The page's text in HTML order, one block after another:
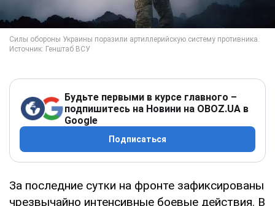
Будьте первыми в курсе главного –
подпишитесь на Новини на OBOZ.UA в
Google
Подписаться
За последние сутки на фронте зафиксированы
чрезвычайно интенсивные боевые действия. В